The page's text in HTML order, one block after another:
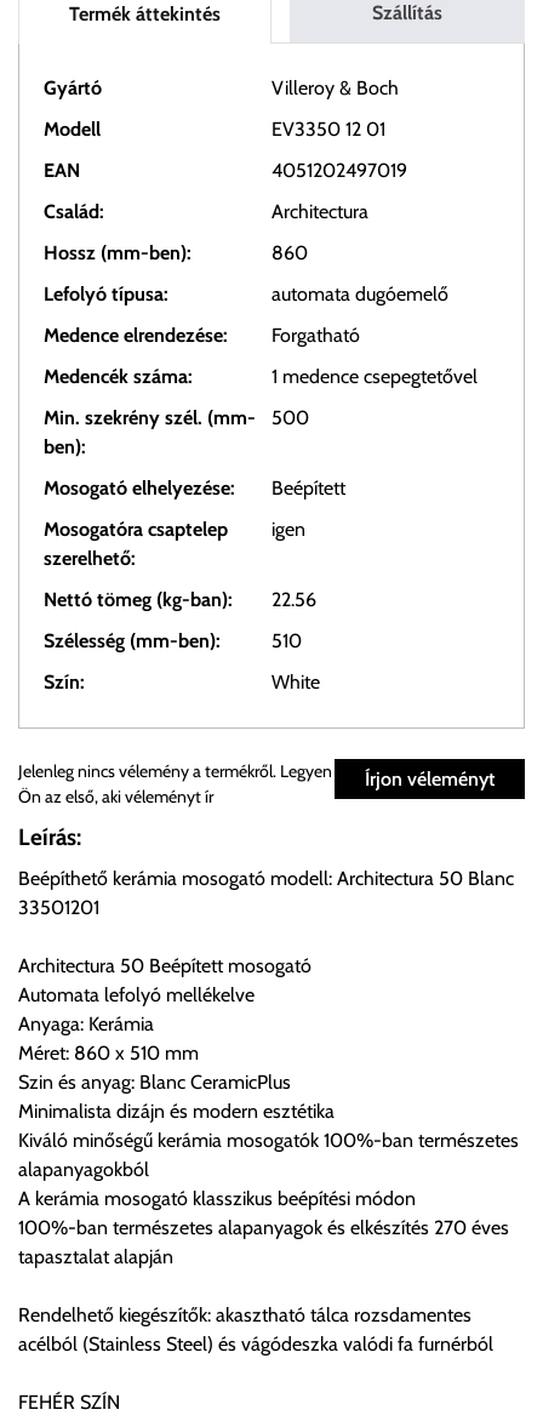
Termék áttekintés Szállítás
Gyártó
Villeroy & Boch
Modell
EV3350 12 01
EAN
4051202497019
Család:
Architectura
Hossz (mm-ben):
860
Lefolyó típusa:
automata dugóemelő
Medence elrendezése:
Forgatható
Medencék száma:
1 medence csepegtetővel
Min. szekrény szél. (mm-
ben):
500
Mosogató elhelyezése:
Beépített
Mosogatóra csaptelep
szerelhető:
igen
Nettó tömeg (kg-ban):
22.56
Szélesség (mm-ben):
510
Szín:
White
Személyes átvétel:
Önnek lehetősége van rendelését a beérkezést követően
előre egyeztetett időpontban.
Szállítási díjak:
Az oldalunkon rendelés esetén, amennyiben szállítást is kér,
úgy esetenként több lehetőséget ajánl fel a program. Kérjük, a
vásárolt árú figyelembevételével az önnek megfelelő szállítási
költséget válassza ki.
Amennyiben nem biztos választásában, vagy a program
automatikusan nem ajánl fel szállítási költséget, úgy válassza
a 0.- forintos szállítást, kollégáink megvizsgálják a vásárolt
termék adatait, majd visszaigazolják a szállítás költségét.
Ingyenes szállítási lehetőség nincs!
Egyes termékek súlyát a program nem ismeri, rendelés esetén
gondoltnál magasabb értékben igazoljuk vissza, úgy a
Írjon véleményt
Jelenleg nincs vélemény a termékről. Legyen
Ön az első, aki véleményt ír
Leírás:
Beépíthető kerámia mosogató modell: Architectura 50 Blanc
33501201
Architectura 50 Beépített mosogató
Automata lefolyó mellékelve
Anyaga: Kerámia
Méret: 860 x 510 mm
Szin és anyag: Blanc CeramicPlus
Minimalista dizájn és modern esztétika
Kiváló minőségű kerámia mosogatók 100%-ban természetes
alapanyagokból
A kerámia mosogató klasszikus beépítési módon
100%-ban természetes alapanyagok és elkészítés 270 éves
tapasztalat alapján
Rendelhető kiegészítők: akasztható tálca rozsdamentes
acélból (Stainless Steel) és vágódeszka valódi fa furnérból
FEHÉR SZÍN